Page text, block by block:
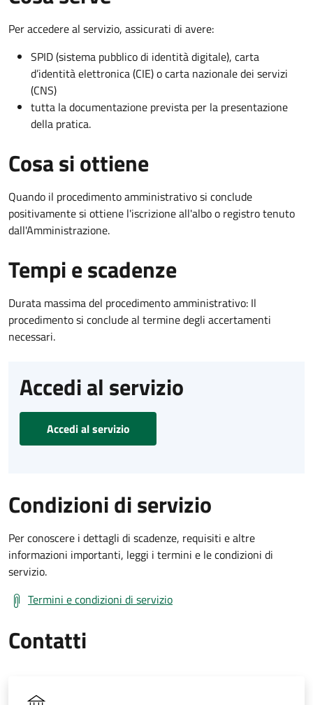
Per accedere al servizio, assicurati di avere:
SPID (sistema pubblico di identità digitale), carta
d’identità elettronica (CIE) o carta nazionale dei servizi
(CNS)
tutta la documentazione prevista per la presentazione
della pratica.
Cosa si ottiene
Quando il procedimento amministrativo si conclude
positivamente si ottiene l'iscrizione all'albo o registro tenuto
dall'Amministrazione.
Tempi e scadenze
Durata massima del procedimento amministrativo: Il
procedimento si conclude al termine degli accertamenti
necessari.
Accedi al servizio
Accedi al servizio
Condizioni di servizio
Per conoscere i dettagli di scadenze, requisiti e altre
informazioni importanti, leggi i termini e le condizioni di
servizio.
Termini e condizioni di servizio
Contatti